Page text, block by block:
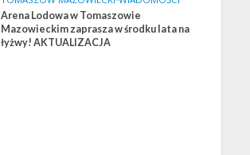
Arena Lodowa w Tomaszowie
Mazowieckim zaprasza w środku lata na
łyżwy! AKTUALIZACJA